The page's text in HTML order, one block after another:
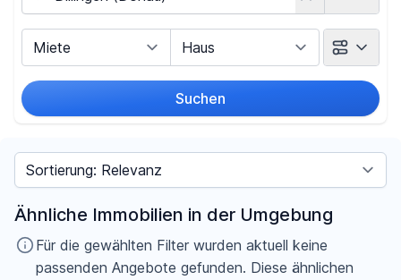
Suchen
Preis
Sortieren nach
Ähnliche Immobilien in der Umgebung
Für die gewählten Filter wurden aktuell keine
passenden Angebote gefunden. Diese ähnlichen